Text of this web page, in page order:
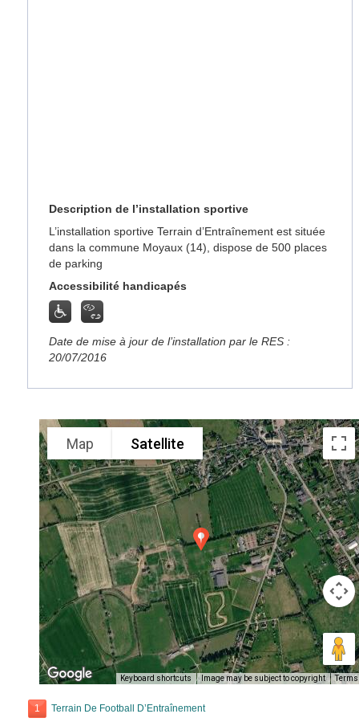
Description de l’installation sportive
L’installation sportive Terrain d’Entraînement est située
dans la commune Moyaux (14), dispose de 500 places
de parking
Accessibilité handicapés
Date de mise à jour de l’installation par le RES :
20/07/2016
Map Satellite
Keyboard shortcuts Image may be subject to copyright Terms
1 Terrain De Football D’Entraînement